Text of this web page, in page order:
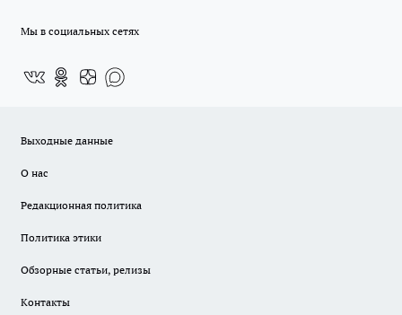
Мы в социальных сетях
Выходные данные
О нас
Редакционная политика
Политика этики
Обзорные статьи, релизы
Контакты